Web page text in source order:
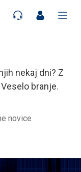
nekaj dni? Z
branje.
novice